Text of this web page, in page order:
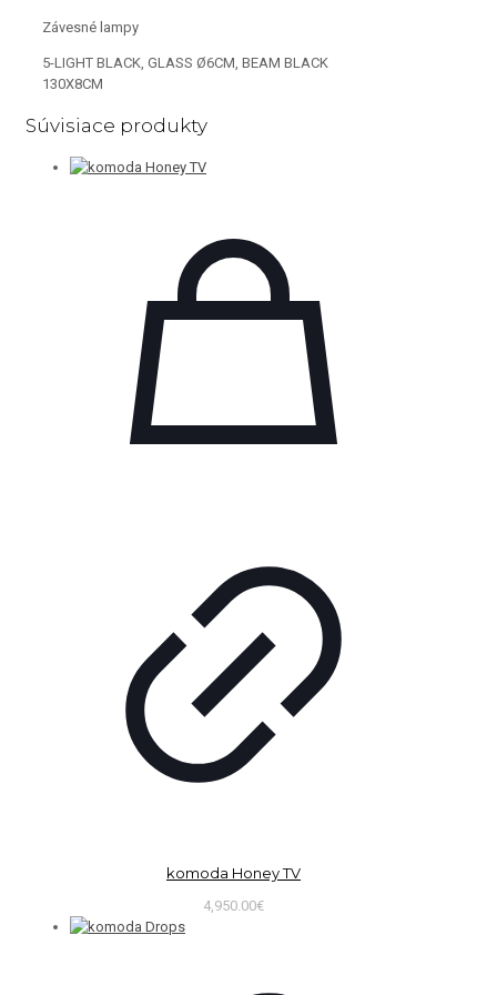
Závesné lampy
5-LIGHT BLACK, GLASS Ø6CM, BEAM BLACK
130X8CM
Súvisiace produkty
komoda Honey TV
4,950.00€